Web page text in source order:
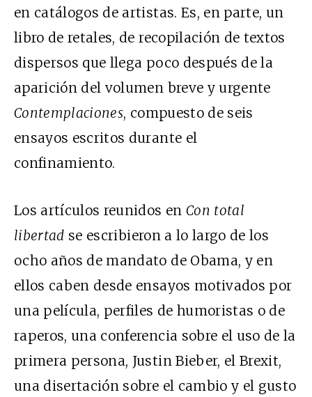
en catálogos de artistas. Es, en parte, un
libro de retales, de recopilación de textos
dispersos que llega poco después de la
aparición del volumen breve y urgente
Contemplaciones, compuesto de seis
ensayos escritos durante el
confinamiento.
Los artículos reunidos en Con total
libertad se escribieron a lo largo de los
ocho años de mandato de Obama, y en
ellos caben desde ensayos motivados por
una película, perfiles de humoristas o de
raperos, una conferencia sobre el uso de la
primera persona, Justin Bieber, el Brexit,
una disertación sobre el cambio y el gusto